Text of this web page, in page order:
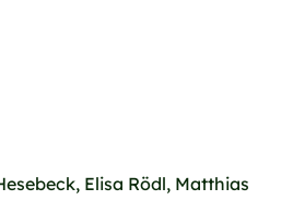
Elisa Rödl, Matthias